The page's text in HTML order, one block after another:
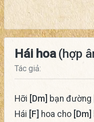
Hái hoa (hợp
Tác giả:
Hỡi [Dm] bạn đường
Hái
[F] hoa cho [Dm]